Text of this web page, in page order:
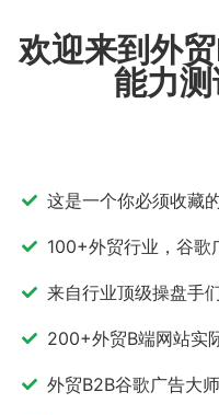
欢迎来到外
能力
这是一个你必须收藏
100+外贸行业，谷歌
来自行业顶级操盘手
200+外贸B端网站实
外贸B2B谷歌广告大